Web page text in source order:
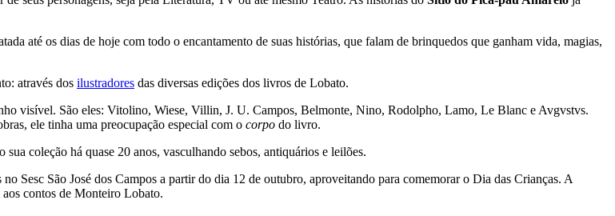
até os dias de hoje com todo o encantamento de suas histórias, que falam de brinquedos que ganham vida, magias,
através dos ilustradores das diversas edições dos livros de Lobato.
visível. São eles: Vitolino, Wiese, Villin, J. U. Campos, Belmonte, Nino, Rodolpho, Lamo, Le Blanc e Avgvstvs.
ele tinha uma preocupação especial com o corpo do livro.
sua coleção há quase 20 anos, vasculhando sebos, antiquários e leilões.
Sesc São José dos Campos a partir do dia 12 de outubro, aproveitando para comemorar o Dia das Crianças. A
contos de Monteiro Lobato.